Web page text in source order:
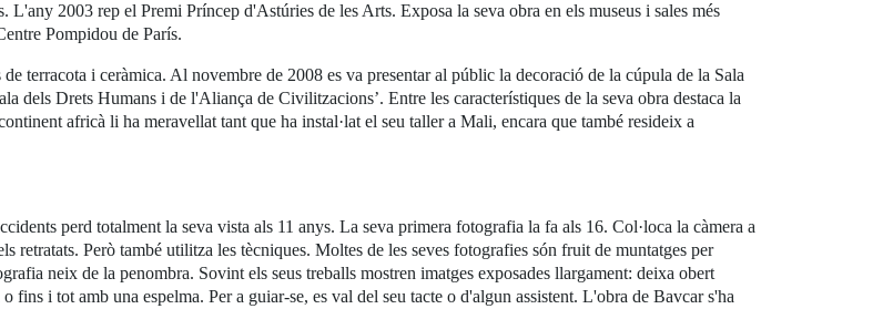
2003 rep el Premi Príncep d'Astúries de les Arts. Exposa la seva obra en els museus i sales més
Pompidou de París.
terracota i ceràmica. Al novembre de 2008 es va presentar al públic la decoració de la cúpula de la Sala
dels Drets Humans i de l'Aliança de Civilitzacions’. Entre les característiques de la seva obra destaca la
africà li ha meravellat tant que ha instal·lat el seu taller a Mali, encara que també resideix a
perd totalment la seva vista als 11 anys. La seva primera fotografia la fa als 16. Col·loca la càmera a
retratats. Però també utilitza les tècniques. Moltes de les seves fotografies són fruit de muntatges per
neix de la penombra. Sovint els seus treballs mostren imatges exposades llargament: deixa obert
fins i tot amb una espelma. Per a guiar-se, es val del seu tacte o d'algun assistent. L'obra de Bavcar s'ha